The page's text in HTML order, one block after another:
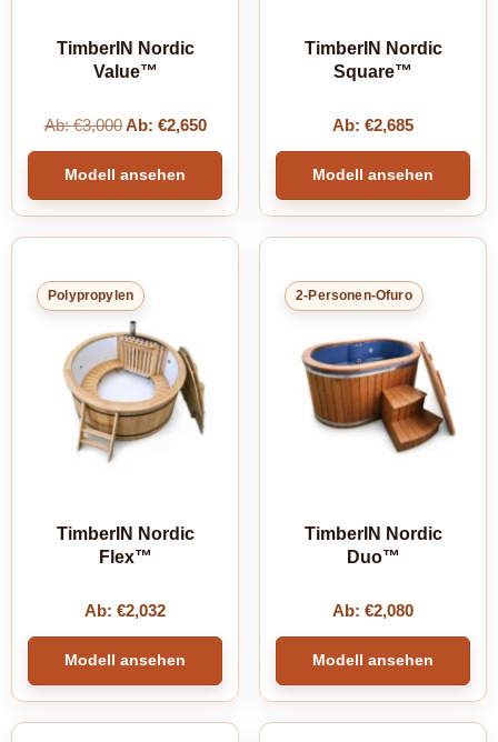
TimberIN Nordic
Value™
Ab:€3,000 Ab: €2,650
Modell ansehen
TimberIN Nordic
Square™
Ab: €2,685
Modell ansehen
Polypropylen
TimberIN Nordic
Flex™
Ab: €2,032
Modell ansehen
2-Personen-Ofuro
TimberIN Nordic
Duo™
Ab: €2,080
Modell ansehen